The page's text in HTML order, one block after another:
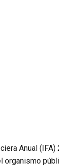
Anual (IFA)
organismo